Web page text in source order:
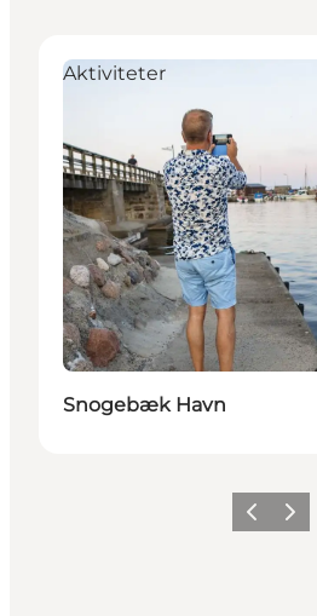
Aktiviteter
Snogebæk Havn
ForrigeNæste